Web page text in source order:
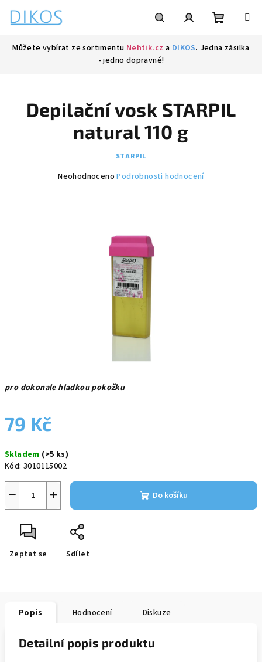
obsah
Můžete vybírat ze sortimentu Nehtik.cz a DIKOS. Jedna zásilka
- jedno dopravné!
pro dokonale hladkou pokožku
79 Kč
cena:
Skladem (>5 ks)
Kód: 3010115002
+
− Do košíku
Zeptat se Sdílet
Depilační vosk STARPIL
natural 110 g
STARPIL
Průměrné
Neohodnoceno Podrobnosti hodnocení
Popis Hodnocení Diskuze
Detailní popis produktu